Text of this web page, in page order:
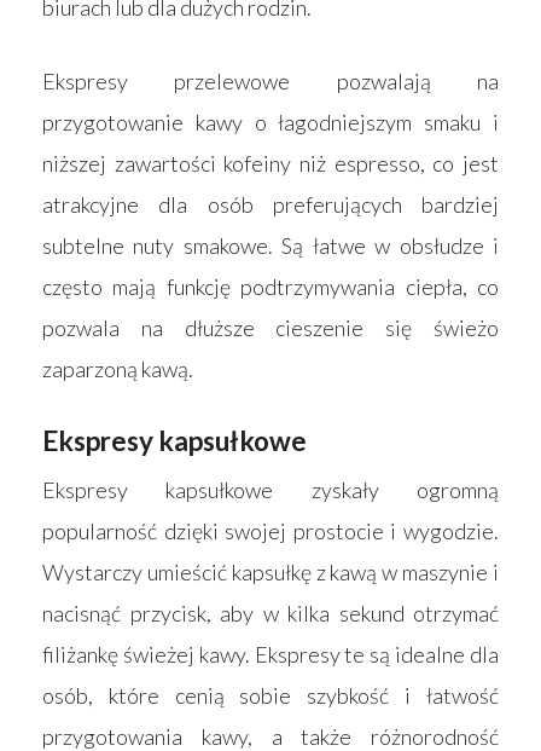
biurach lub dla dużych rodzin.
Ekspresy przelewowe pozwalają na
przygotowanie kawy o łagodniejszym smaku i
niższej zawartości kofeiny niż espresso, co jest
atrakcyjne dla osób preferujących bardziej
subtelne nuty smakowe. Są łatwe w obsłudze i
często mają funkcję podtrzymywania ciepła, co
pozwala na dłuższe cieszenie się świeżo
zaparzoną kawą.
Ekspresy kapsułkowe
Ekspresy kapsułkowe zyskały ogromną
popularność dzięki swojej prostocie i wygodzie.
Wystarczy umieścić kapsułkę z kawą w maszynie i
nacisnąć przycisk, aby w kilka sekund otrzymać
filiżankę świeżej kawy. Ekspresy te są idealne dla
osób, które cenią sobie szybkość i łatwość
przygotowania kawy, a także różnorodność